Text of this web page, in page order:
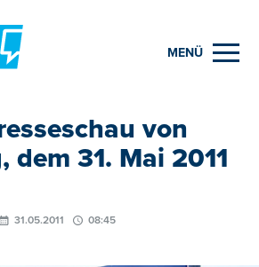
MENÜ
von
dem 31. Mai 2011
31.05.2011 08:45